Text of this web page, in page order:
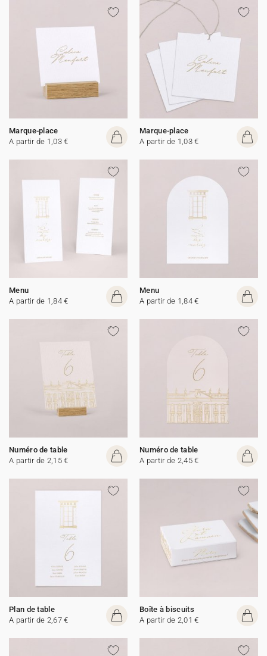
Marque-place
A partir de 1,03 €
Marque-place
A partir de 1,03 €
Menu
A partir de 1,84 €
Menu
A partir de 1,84 €
Numéro de table
A partir de 2,15 €
Numéro de table
A partir de 2,45 €
Plan de table
A partir de 2,67 €
Boîte à biscuits
A partir de 2,01 €